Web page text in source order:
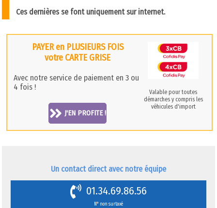
Ces dernières se font uniquement sur internet.
PAYER en PLUSIEURS FOIS
votre CARTE GRISE
Avec notre service de paiement en 3 ou
4 fois !
J'EN PROFITE !
Valable pour toutes
démarches y compris les
véhicules d'import
Un contact direct avec notre équipe
01.34.69.86.56
N° non surtaxé